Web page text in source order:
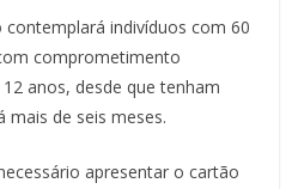
indivíduos com 60
comprometimento
anos, desde que tenham
mais de seis meses.
apresentar o cartão